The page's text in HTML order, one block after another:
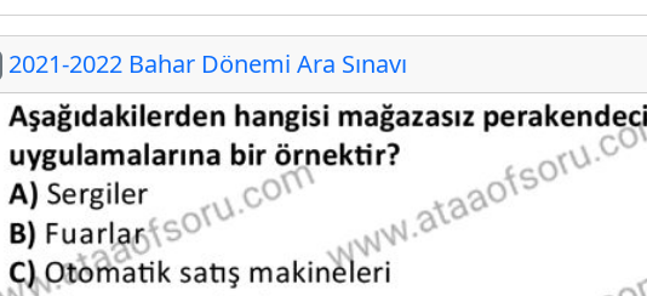
2021-2022 Bahar Dönemi Ara Sınavı